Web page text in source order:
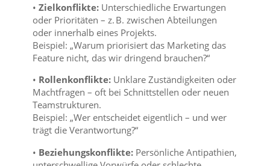
• Zielkonflikte:Unterschiedliche Erwartungen
oder Prioritäten – z. B. zwischen Abteilungen
oder innerhalb eines Projekts.
Beispiel: „Warum priorisiert das Marketing das
Feature nicht, das wir dringend brauchen?“
• Rollenkonflikte:Unklare Zuständigkeiten oder
Machtfragen – oft bei Schnittstellen oder neuen
Teamstrukturen.
Beispiel: „Wer entscheidet eigentlich – und wer
trägt die Verantwortung?“
• Beziehungskonflikte: Persönliche Antipathien,